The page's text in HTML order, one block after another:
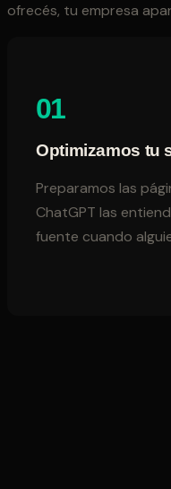
ofrecés, tu empresa
01
Optimizamos tu
Preparamos las
ChatGPT las
fuente cuando